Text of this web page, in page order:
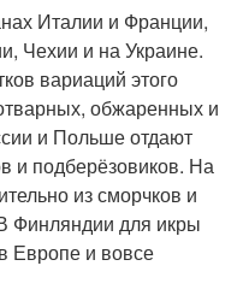
Италии и Франции,
Чехии и на Украине.
вариаций этого
обжаренных и
и Польше отдают
и подберёзовиков. На
из сморчков и
Финляндии для икры
Европе и вовсе